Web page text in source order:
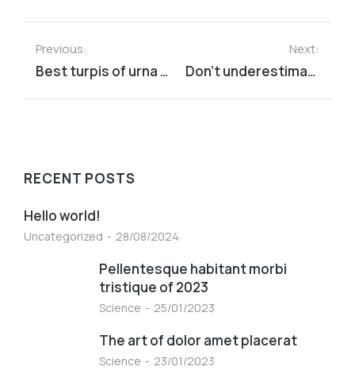
Previous:
Best turpis of urna consectetur in sagittis dolor
Next:
Don’t underestimate the lorem ipsum dolor amet
RECENT POSTS
Hello world!
Uncategorized 28/08/2024
Pellentesque habitant morbi
tristique of 2023
Science 25/01/2023
The art of dolor amet placerat
Science 23/01/2023